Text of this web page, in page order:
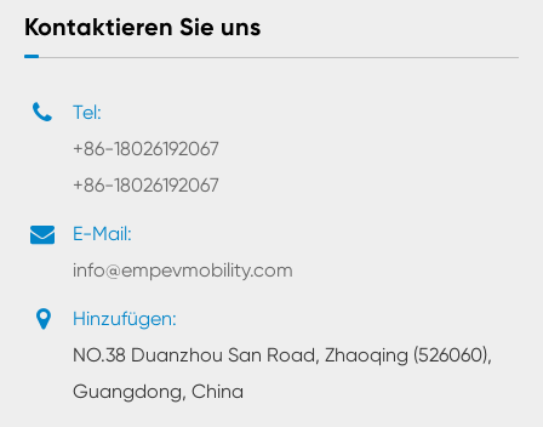
Kontaktieren Sie uns
Tel:
+86-18026192067
+86-18026192067
E-Mail:
info@empevmobility.com
Hinzufügen:
NO.38 Duanzhou San Road, Zhaoqing (526060),
Guangdong, China